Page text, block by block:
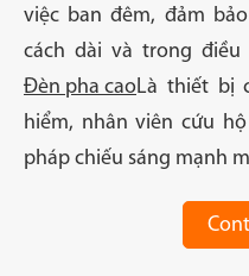
việc ban đêm, đảm
cách dài và trong điều
Đèn pha caoLà thiết bị
hiểm, nhân viên cứu
pháp chiếu sáng mạnh